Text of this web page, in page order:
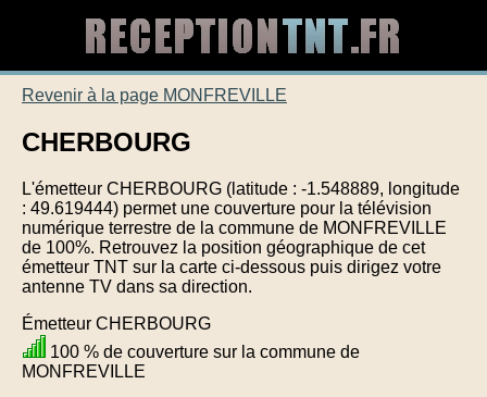
Revenir à la page MONFREVILLE
CHERBOURG
L'émetteur CHERBOURG (latitude : -1.548889, longitude
: 49.619444) permet une couverture pour la télévision
numérique terrestre de la commune de MONFREVILLE
de 100%. Retrouvez la position géographique de cet
émetteur TNT sur la carte ci-dessous puis dirigez votre
antenne TV dans sa direction.
Émetteur CHERBOURG
100 % de couverture sur la commune de
MONFREVILLE